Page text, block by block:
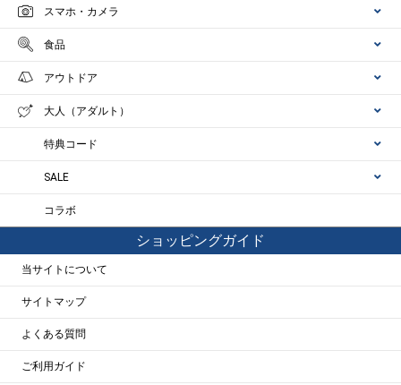
スマホ・カメラ
食品
アウトドア
大人（アダルト）
特典コード
SALE
コラボ
ショッピングガイド
当サイトについて
サイトマップ
よくある質問
ご利用ガイド